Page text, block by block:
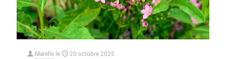
Marelle le 20 octobre 2025